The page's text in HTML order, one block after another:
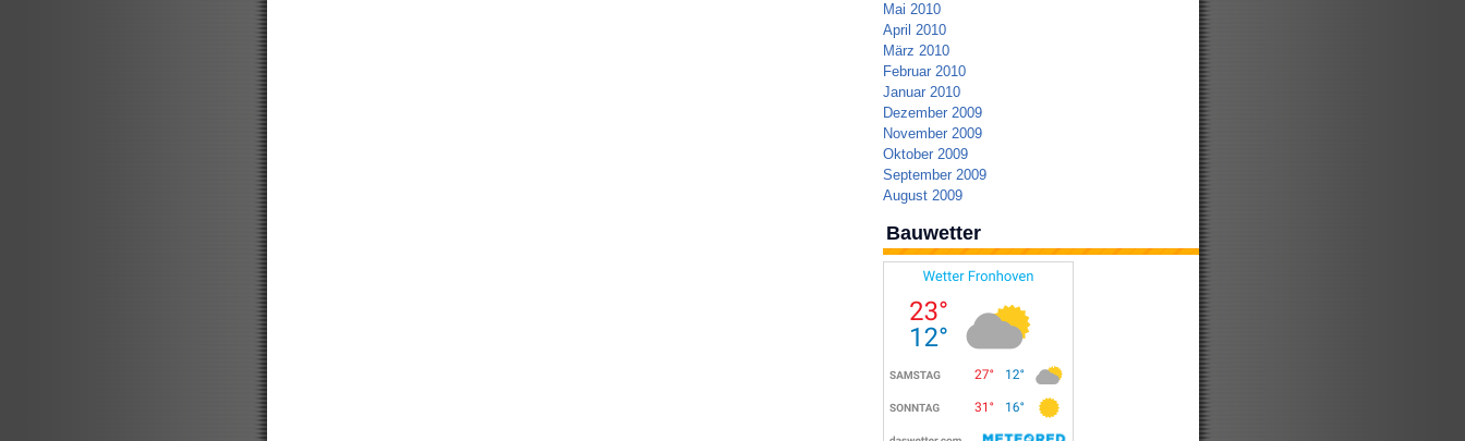
Mai 2010
April 2010
März 2010
Februar 2010
Januar 2010
Dezember 2009
November 2009
Oktober 2009
September 2009
August 2009
Bauwetter